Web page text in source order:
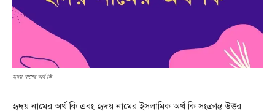
হৃদয় নামের অর্থ কি
হৃদয় নামের অর্থ কি এবং হৃদয় নামের ইসলামিক অর্থ কি সংক্রান্ত উত্তর